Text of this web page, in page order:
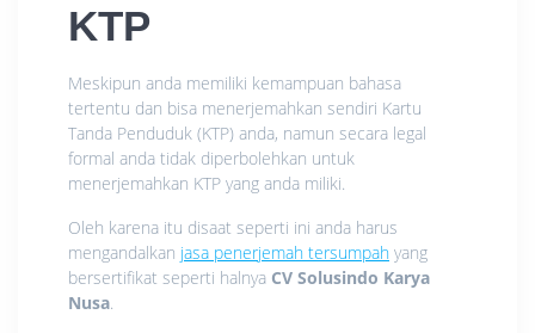
KTP
Meskipun anda memiliki kemampuan bahasa
tertentu dan bisa menerjemahkan sendiri Kartu
Tanda Penduduk (KTP) anda, namun secara legal
formal anda tidak diperbolehkan untuk
menerjemahkan KTP yang anda miliki.
Oleh karena itu disaat seperti ini anda harus
mengandalkan jasa penerjemah tersumpah yang
bersertifikat seperti halnya CV Solusindo Karya
Nusa